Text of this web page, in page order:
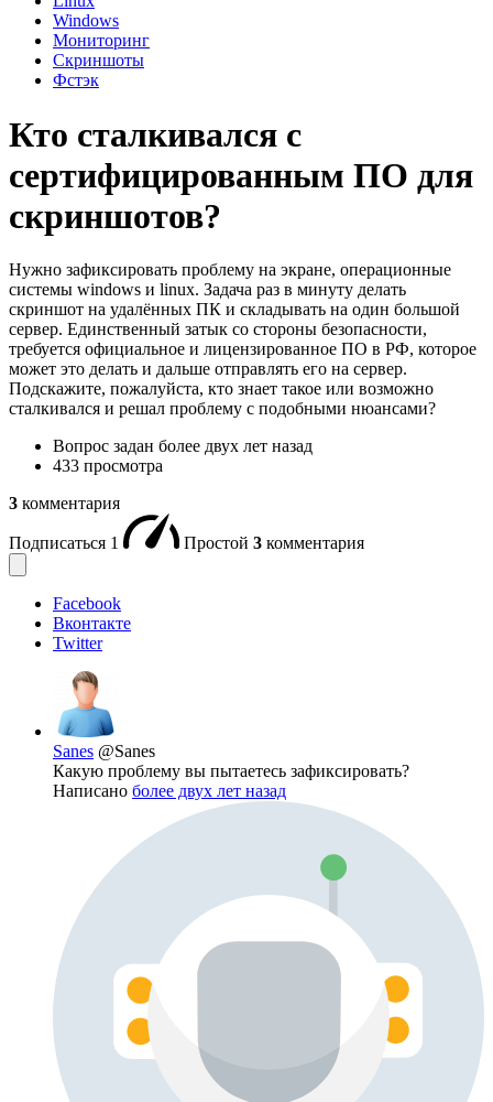
Windows
Мониторинг
Скриншоты
Фстэк
Кто сталкивался с
сертифицированным ПО для
скриншотов?
Нужно зафиксировать проблему на экране, операционные
системы windows и linux. Задача раз в минуту делать
скриншот на удалённых ПК и складывать на один большой
сервер. Единственный затык со стороны безопасности,
требуется официальное и лицензированное ПО в РФ, которое
может это делать и дальше отправлять его на сервер.
Подскажите, пожалуйста, кто знает такое или возможно
сталкивался и решал проблему с подобными нюансами?
Вопрос задан более двух лет назад
433 просмотра
3 комментария
Подписаться 1 Простой 3 комментария
Facebook
Вконтакте
Twitter
Sanes @Sanes
Какую проблему вы пытаетесь зафиксировать?
Написано более двух лет назад